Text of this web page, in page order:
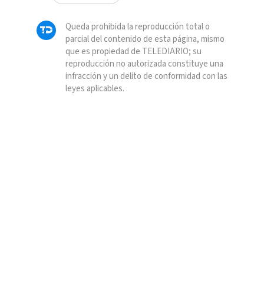
Queda prohibida la reproducción total o
parcial del contenido de esta página, mismo
que es propiedad de TELEDIARIO; su
reproducción no autorizada constituye una
infracción y un delito de conformidad con las
leyes aplicables.